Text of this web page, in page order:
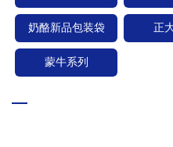
奶酪新品包装袋 正
蒙牛系列